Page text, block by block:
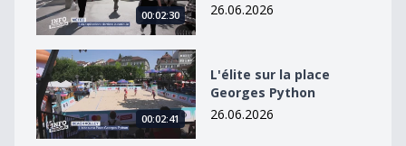
00:02:30
26.06.2026
L&#039;élite sur la place Georges Python
00:02:41
L'élite sur la place
Georges Python
26.06.2026